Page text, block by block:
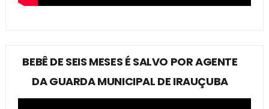
BEBÊ DE SEIS MESES É SALVO POR AGENTE
DA GUARDA MUNICIPAL DE IRAUÇUBA